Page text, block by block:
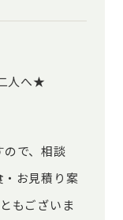
人へ★
で、相談
お見積り案
もございま